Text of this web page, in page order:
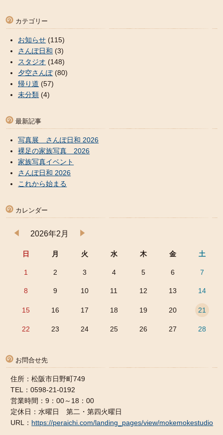
カテゴリー
お知らせ (115)
さんぽ日和 (3)
スタジオ (148)
夕空さんぽ(80)
帰り道 (57)
未分類 (4)
最新記事
写真展 さんぽ日和 2026
裸足の家族写真 2026
家族写真イベント
さんぽ日和 2026
これから始まる
カレンダー
2026年2月
日 月 火 水 木 金 土
1 2 3 4 5 6 7
8 9 10 11 12 13 14
15 16 17 18 19 20 21
22 23 24 25 26 27 28
お問合せ先
住所：松阪市日野町749
TEL：0598-21-0192
営業時間：9：00～18：00
定休日：水曜日 第二・第四火曜日
URL： https://peraichi.com/landing_pages/view/mokemokestudio